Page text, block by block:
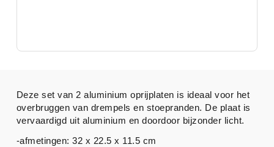
Deze set van 2 aluminium oprijplaten is ideaal voor het
overbruggen van drempels en stoepranden. De plaat is
vervaardigd uit aluminium en doordoor bijzonder licht.
-afmetingen: 32 x 22.5 x 11.5 cm